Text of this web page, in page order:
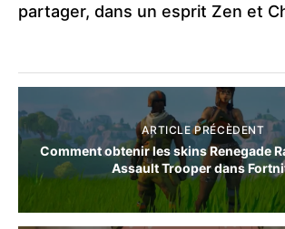
partager, dans un esprit Zen et
ARTICLE PRÉCÈDENT
Comment obtenir les skins Renegade
Assault Trooper dans